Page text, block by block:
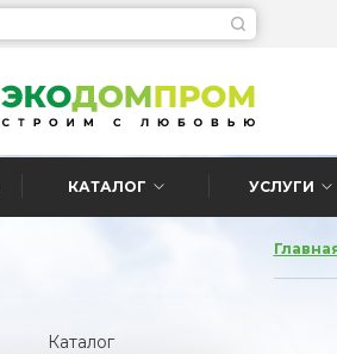
КАТАЛОГ УСЛУГИ
Каталог